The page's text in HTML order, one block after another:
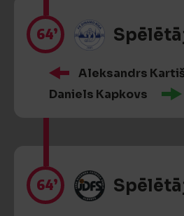
64’
Aleksandrs
Daniels Kapkovs
64’